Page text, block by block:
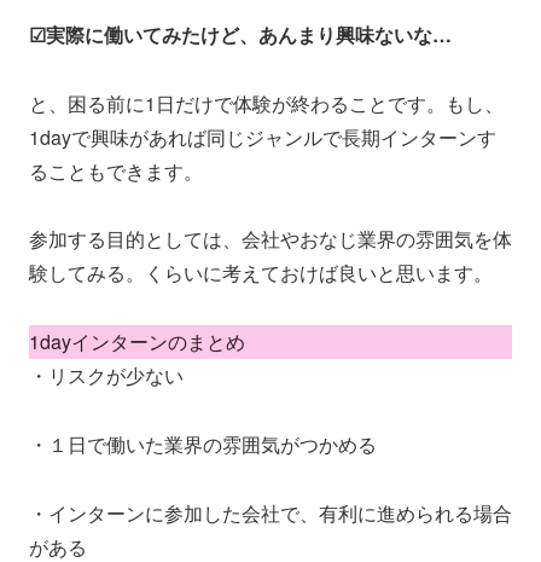
☑実際に働いてみたけど、あんまり興味ないな…
と、困る前に1日だけで体験が終わることです。もし、
1dayで興味があれば同じジャンルで長期インターンす
ることもできます。
参加する目的としては、会社やおなじ業界の雰囲気を体
験してみる。くらいに考えておけば良いと思います。
1dayインターンのまとめ
・リスクが少ない
・１日で働いた業界の雰囲気がつかめる
・インターンに参加した会社で、有利に進められる場合
がある